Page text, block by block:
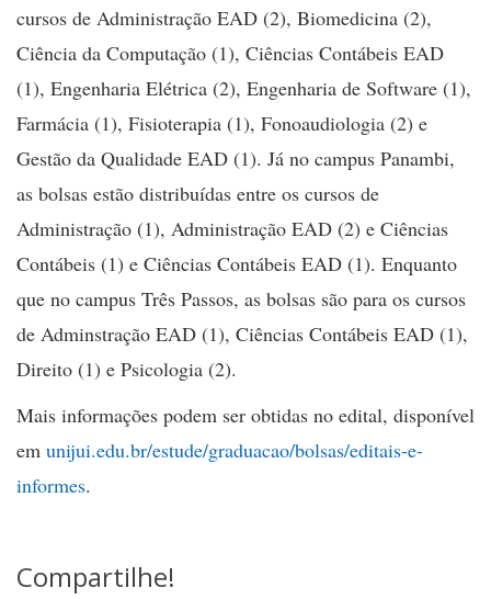
cursos de Administração EAD (2), Biomedicina (2),
Ciência da Computação (1), Ciências Contábeis EAD
(1), Engenharia Elétrica (2), Engenharia de Software (1),
Farmácia (1), Fisioterapia (1), Fonoaudiologia (2) e
Gestão da Qualidade EAD (1). Já no campus Panambi,
as bolsas estão distribuídas entre os cursos de
Administração (1), Administração EAD (2) e Ciências
Contábeis (1) e Ciências Contábeis EAD (1). Enquanto
que no campus Três Passos, as bolsas são para os cursos
de Adminstração EAD (1), Ciências Contábeis EAD (1),
Direito (1) e Psicologia (2).
Mais informações podem ser obtidas no edital, disponível
em unijui.edu.br/estude/graduacao/bolsas/editais-e-
informes.
Compartilhe!